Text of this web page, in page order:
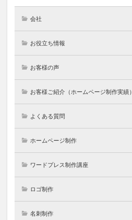
会社
お役立ち情報
お客様の声
お客様ご紹介（ホームページ制作実績）
よくある質問
ホームページ制作
ワードプレス制作講座
ロゴ制作
名刺制作